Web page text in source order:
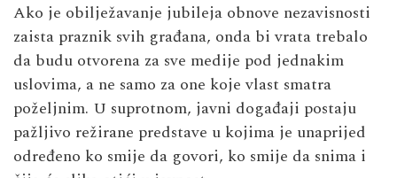
Ako je obilježavanje jubileja obnove nezavisnosti
zaista praznik svih građana, onda bi vrata trebalo
da budu otvorena za sve medije pod jednakim
uslovima, a ne samo za one koje vlast smatra
poželjnim. U suprotnom, javni događaji postaju
pažljivo režirane predstave u kojima je unaprijed
određeno ko smije da govori, ko smije da snima i